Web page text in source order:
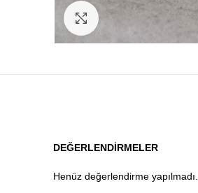
Click to enlarge
DEĞERLENDIRMELER
Henüz değerlendirme yapılmadı.